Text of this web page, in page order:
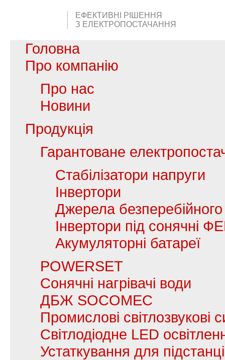
ЕФЕКТИВНІ РІШЕННЯ
З ЕЛЕКТРОПОСТАЧАННЯ
Головна
Про компанію
Про нас
Новини
Продукція
Гарантоване
Стабілізатори напруги
Інвертори
Джерела
Інвертори під сонячні
Акумуляторні батареї
POWERSET
Сонячні нагрівачі води
ДБЖ SOCOMEC
Промислові світлозвукові
Світлодіодне LED
Устаткування для